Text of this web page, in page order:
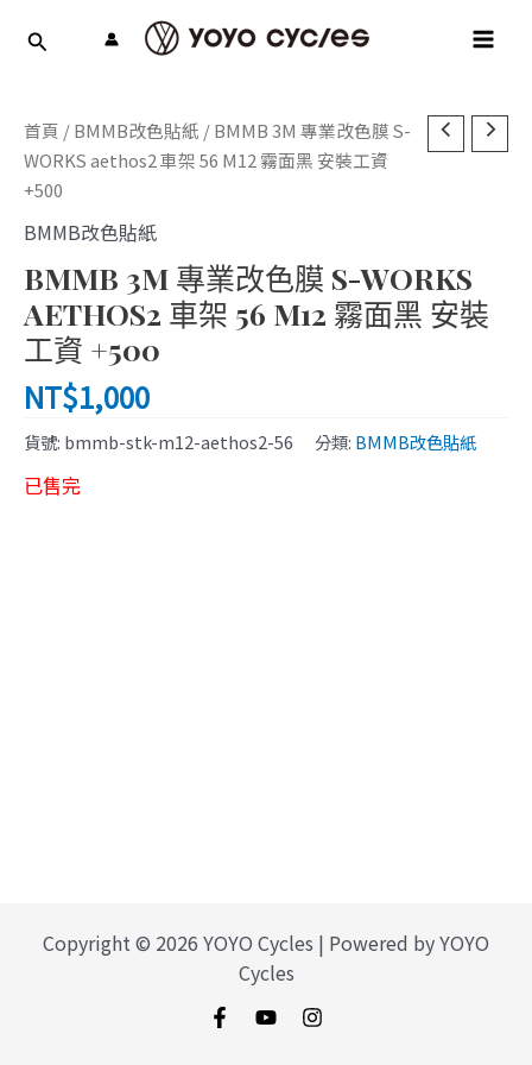
首頁 /BMMB改色貼紙 / BMMB 3M 專業改色膜 S-
WORKS aethos2 車架 56 M12 霧面黑 安裝工資
+500
BMMB改色貼紙
BMMB 3M 專業改色膜 S-WORKS
AETHOS2 車架 56 M12 霧面黑 安裝
工資 +500
NT$1,000
貨號: bmmb-stk-m12-aethos2-56 分類: BMMB改色貼紙
已售完
Copyright © 2026 YOYO Cycles | Powered by YOYO
Cycles